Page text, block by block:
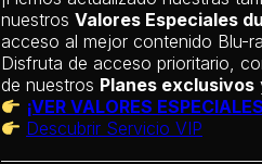
nuestros Valores Especiales
acceso al mejor contenido Blu-
Disfruta de acceso prioritario,
de nuestros Planes exclusivos
¡VER VALORES
Descubrir Servicio VIP